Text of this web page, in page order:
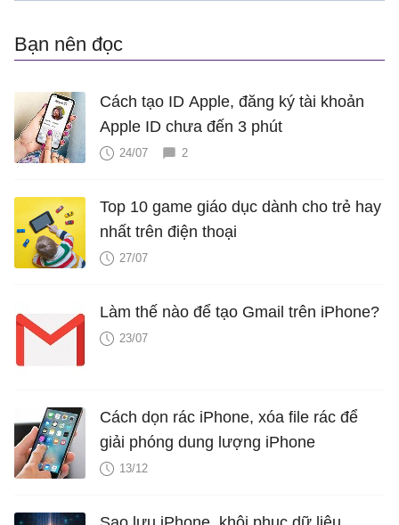
Bạn nên đọc
Cách tạo ID Apple, đăng ký tài khoản
Apple ID chưa đến 3 phút
24/07 2
Top 10 game giáo dục dành cho trẻ hay
nhất trên điện thoại
27/07
Làm thế nào để tạo Gmail trên iPhone?
23/07
Cách dọn rác iPhone, xóa file rác để
giải phóng dung lượng iPhone
13/12